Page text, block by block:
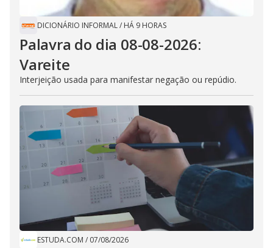
DICIONÁRIO INFORMAL/ HÁ 9 HORAS
Palavra do dia 08-08-2026:
Vareite
Interjeição usada para manifestar negação ou repúdio.
ESTUDA.COM / 07/08/2026